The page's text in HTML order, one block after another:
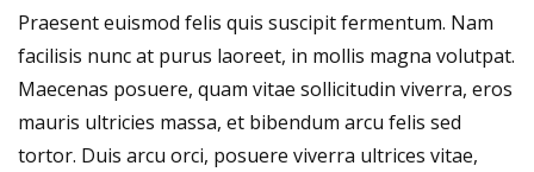
Praesent euismod felis quis suscipit fermentum. Nam
facilisis nunc at purus laoreet, in mollis magna volutpat.
Maecenas posuere, quam vitae sollicitudin viverra, eros
mauris ultricies massa, et bibendum arcu felis sed
tortor. Duis arcu orci, posuere viverra ultrices vitae,